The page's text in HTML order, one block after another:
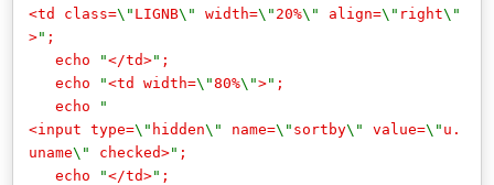
<td class=\" LIGNB\" width=\" 20%\" align=\" right\"
>" ;
echo
"</td>" ;
echo
"<td width=\"80%\">" ;
echo
"
<input type=\" hidden\" name=\" sortby\" value=\" u.
uname\" checked>" ;
echo
"</td>" ;